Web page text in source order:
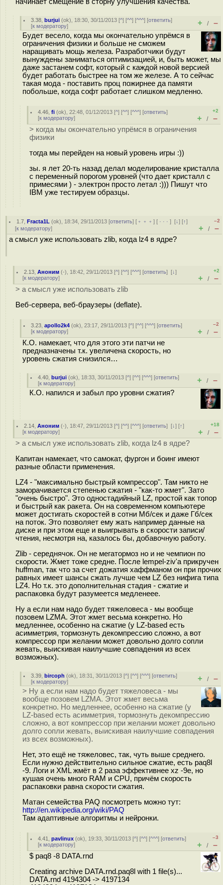
3.38 ,burjui (ok), 18:30, 30/11/2013 [^] [^^] [^^^] [ответить]
[к модератору] + / –
Будет весело, когда мы окончательно упрёмся в
ограничения физики и больше не сможем
наращивать мощь железа. Разработчики будут
вынуждены заниматься оптимизацией, и, быть может, мы
даже застанем софт, который с каждой новой версией
будет работать быстрее на том же железе. А то сейчас
такая мода - поставить проц пожирнее да памяти
побольше, когда софт работает слишком медленно.
4.46 ,fi (ok), 22:48, 01/12/2013 [^] [^^] [^^^] [ответить]
[к модератору]
+2
+ / –
> когда мы окончательно упрёмся в ограничения
физики
тогда мы перейден на новый уровень игры :))
зы. я лет 20-ть назад делал моделирование кристалла
с переменный порогом уровней (что дает кристалл с
примесями ) - электрон просто летал :))) Пишут что
IBM уже тестируем образцы.
1.7 ,Fracta1L (ok), 18:34, 29/11/2013 [ответить] [ ﹢﹢﹢] [ · · ·][↓] [↑]
[к модератору]
–2
+ / –
а смысл уже использовать zlib, когда lz4 в ядре?
2.13 ,Аноним (-), 18:42, 29/11/2013 [^] [^^] [^^^] [ответить][↓]
[к модератору]
+2
+ / –
> а смысл уже использовать zlib
Веб-сервера, веб-браузеры (deflate).
3.23 ,apollo2k4 (ok), 23:17, 29/11/2013 [^] [^^] [^^^] [ответить]
[к модератору]
–2
+ / –
К.О. намекает, что для этого эти патчи не
предназначены т.к. увеличена скорость, но
уровень сжатия снизился…
4.40 ,burjui (ok), 18:33, 30/11/2013 [^] [^^] [^^^] [ответить]
[к модератору] + / –
К.О. напился и забыл про уровни сжатия?
2.14 ,Аноним (-), 18:47, 29/11/2013 [^] [^^] [^^^] [ответить][↓] [↑]
[к модератору]
+18
+ / –
> а смысл уже использовать zlib, когда lz4 в ядре?
Капитан намекает, что самокат, фургон и боинг имеют
разные области применения.
LZ4 - "максимально быстрый компрессор". Там никто не
заморачивается степенью сжатия - "как-то жмет". Зато
"очень быстро". Это одностадийный LZ, простой как топор
и быстрый как ракета. Он на современном компьютере
может достигать скоростей в сотни Мб/сек и даже Гб/сек
на поток. Это позволяет ему жать например данные на
диске и при этом еще и выигрывать в скорости записи/
чтения, несмотря на, казалось бы, добавочную работу.
Zlib - середнячок. Он не мегатормоз но и не чемпион по
скорости. Жмет тоже средне. После lempel-ziv'а прикручен
huffman, так что за счет дожатия хаффманом он при прочих
равных имеет шансы сжать лучше чем LZ без нифига типа
LZ4. Но т.к. это дополнительная стадия - сжатие и
распаковка будут разумеется медленеее.
Ну а если нам надо будет тяжеловеса - мы вообще
позовем LZMA. Этот жмет весьма конкретно. Но
медленнее, особенно на сжатие (у LZ-based есть
асимметрия, тормознуть декомпрессию сложно, а вот
компрессор при желании может довольно долго сопли
жевать, выискивая наилучшие совпадения из всех
возможных).
3.39 ,bircoph (ok), 18:31, 30/11/2013 [^] [^^] [^^^] [ответить]
[к модератору] + / –
> Ну а если нам надо будет тяжеловеса - мы
вообще позовем LZMA. Этот жмет весьма
конкретно. Но медленнее, особенно на сжатие (у
LZ-based есть асимметрия, тормознуть декомпрессию
сложно, а вот компрессор при желании может довольно
долго сопли жевать, выискивая наилучшие совпадения
из всех возможных).
Нет, это ещё не тяжеловес, так, чуть выше среднего.
Если нужно действительно сильное сжатие, есть paq8l
-9. Логи и XML жмёт в 2 раза эффективнее xz -9e, но
кушая очень много RAM и CPU, причём скорость
распаковки равна скорости сжатия.
Матан семейства PAQ посмотреть можно тут:
http://en.wikipedia.org/wiki/PAQ
Там адаптивные алгоритмы и нейронки.
4.41 ,pavlinux (ok), 19:33, 30/11/2013 [^] [^^] [^^^] [ответить]
[к модератору]
–3
+ / –
$ paq8 -8 DATA.rnd
Creating archive DATA.rnd.paq8l with 1 file(s)...
DATA.rnd 4194304 -> 4197134